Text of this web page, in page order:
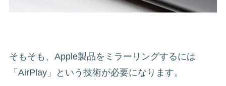
そもそも、Apple製品をミラーリングするには
「AirPlay」という技術が必要になります。